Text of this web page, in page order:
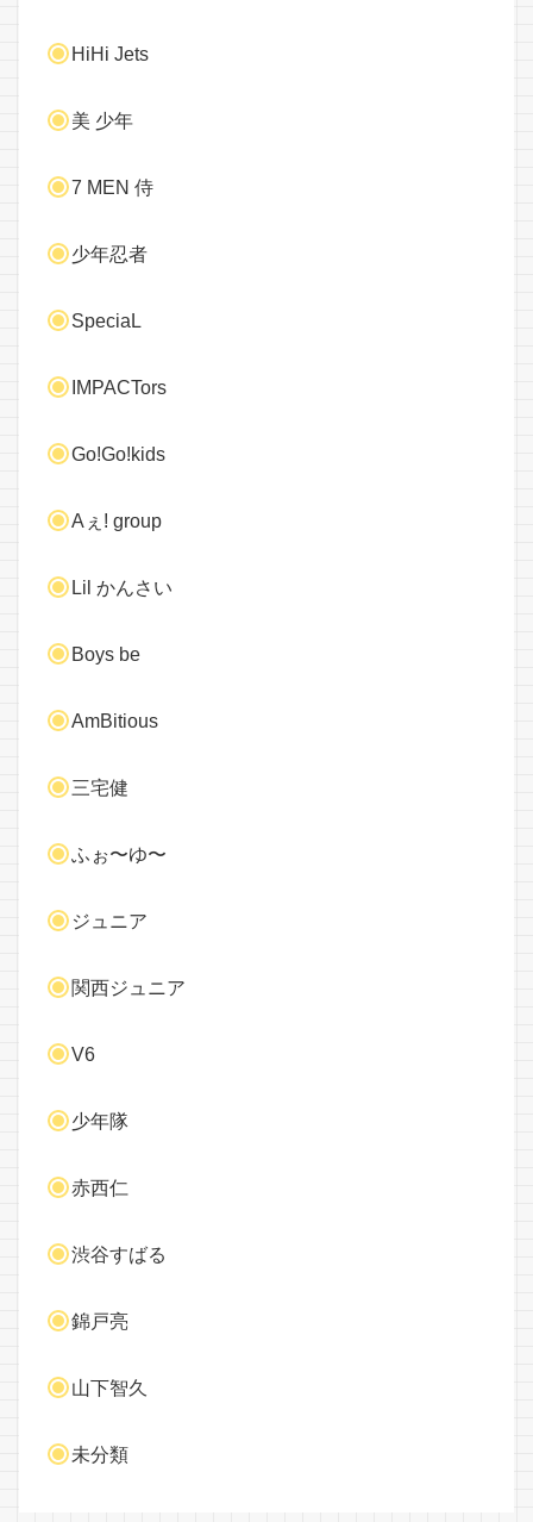
HiHi Jets
美 少年
7 MEN 侍
少年忍者
SpeciaL
IMPACTors
Go!Go!kids
Aぇ! group
Lil かんさい
Boys be
AmBitious
三宅健
ふぉ〜ゆ〜
ジュニア
関西ジュニア
V6
少年隊
赤西仁
渋谷すばる
錦戸亮
山下智久
未分類